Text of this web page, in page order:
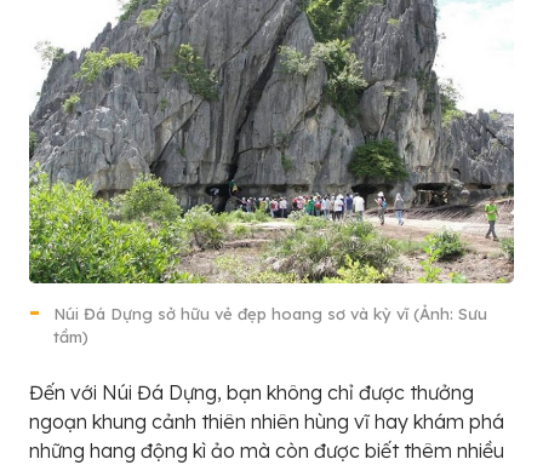
Núi Đá Dựng sở hữu vẻ đẹp hoang sơ và kỳ vĩ (Ảnh: Sưu
tầm)
Đến với Núi Đá Dựng, bạn không chỉ được thưởng
ngoạn khung cảnh thiên nhiên hùng vĩ hay khám phá
những hang động kì ảo mà còn được biết thêm nhiều